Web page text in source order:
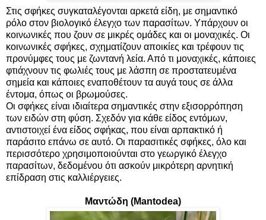
Στις σφήκες συγκαταλέγονται αρκετά είδη, με σημαντικό
ρόλο στον βιολογικό έλεγχο των παρασίτων. Υπάρχουν οι
κοινωνικές που ζουν σε μικρές ομάδες και οι μοναχικές. Οι
κοινωνικές σφήκες, σχηματίζουν αποικίες και τρέφουν τις
προνύμφες τους με ζωντανή λεία. Από τι μοναχικές, κάποιες
φτιάχνουν τις φωλιές τους με λάσπη σε προστατευμένα
σημεία και κάποιες εναποθέτουν τα αυγά τους σε άλλα
έντομα, όπως οι βρωμούσες.
Οι σφήκες είναι ιδιαίτερα σημαντικές στην εξισορρόπηση
των ειδών στη φύση. Σχεδόν για κάθε είδος εντόμων,
αντιστοιχεί ένα είδος σφήκας, που είναι αρπακτικό ή
παράσιτο επάνω σε αυτό. Οι παρασιτικές σφήκες, όλο και
περισσότερο χρησιμοποιούνται στο γεωργικό έλεγχο
παρασίτων, δεδομένου ότι ασκούν μικρότερη αρνητική
επίδραση στις καλλιέργειες.
Μαντώδη (Mantodea)